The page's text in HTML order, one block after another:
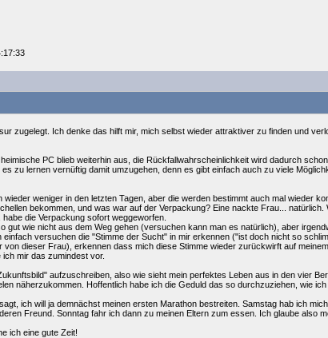
zugelegt. Ich denke das hilft mir, mich selbst wieder attraktiver zu finden und
PC blieb weiterhin aus, die Rückfallwahrscheinlichkeit wird dadurch
zu lernen vernüftig damit umzugehen, denn es gibt einfach auch zu viele
wieder weniger in den letzten Tagen, aber die werden bestimmt auch mal wieder
bekommen, und was war auf der Verpackung? Eine nackte Frau...
die Verpackung sofort weggeworfen.
gut wie nicht aus dem Weg gehen (versuchen kann man es natürlich), aber
versuchen die "Stimme der Sucht" in mir erkennen ("ist doch nicht so
dieser Frau), erkennen dass mich diese Stimme wieder zurückwirft auf
mir das zumindest vor.
aufzuschreiben, also wie sieht mein perfektes Leben aus in den vier
näherzukommen. Hoffentlich habe ich die Geduld das so durchzuziehen, wie ich
ich will ja demnächst meinen ersten Marathon bestreiten. Samstag hab ich
Freund. Sonntag fahr ich dann zu meinen Eltern zum essen. Ich glaube also
ich eine gute Zeit!